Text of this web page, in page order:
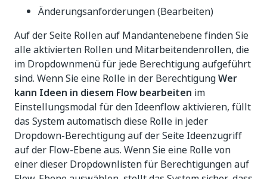
Änderungsanforderungen (Bearbeiten)
Auf der Seite Rollen auf Mandantenebene finden Sie
alle aktivierten Rollen und Mitarbeitendenrollen, die
im Dropdownmenü für jede Berechtigung aufgeführt
sind. Wenn Sie eine Rolle in der BerechtigungWer
kann Ideen in diesem Flow bearbeiten im
Einstellungsmodal für den Ideenflow aktivieren, füllt
das System automatisch diese Rolle in jeder
Dropdown-Berechtigung auf der Seite Ideenzugriff
auf der Flow-Ebene aus. Wenn Sie eine Rolle von
einer dieser Dropdownlisten für Berechtigungen auf